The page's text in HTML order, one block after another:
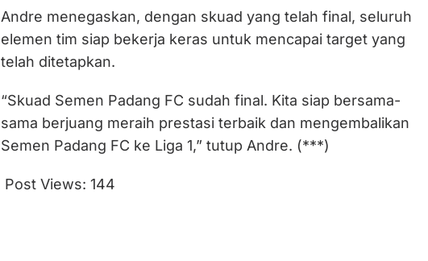
Andre menegaskan, dengan skuad yang telah final, seluruh
elemen tim siap bekerja keras untuk mencapai target yang
telah ditetapkan.
“Skuad Semen Padang FC sudah final. Kita siap bersama-
sama berjuang meraih prestasi terbaik dan mengembalikan
Semen Padang FC ke Liga 1,” tutup Andre. (***)
Post Views: 144